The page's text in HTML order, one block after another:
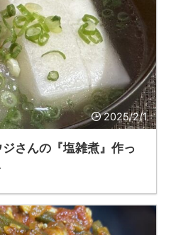
2025/2/1
さんの『塩雑煮』作っ